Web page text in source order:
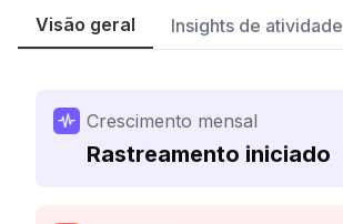
Visão geral Insights de atividade
Crescimento mensal
Rastreamento iniciado